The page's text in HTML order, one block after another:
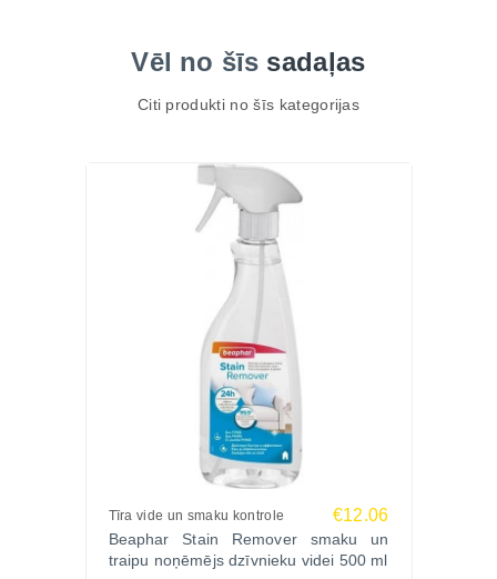
Vēl no šīs sadaļas
Citi produkti no šīs kategorijas
Tīra vide un smaku kontrole €12.06
Beaphar Stain Remover smaku un
traipu noņēmējs dzīvnieku videi 500 ml